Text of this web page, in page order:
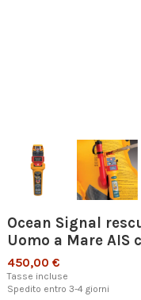
Ocean Signal
Uomo a Mare AIS
450,00 €
Tasse incluse
Spedito entro 3-4 giorni